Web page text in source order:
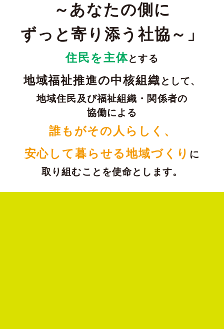
～あなたの側に
ずっと寄り添う社協～」
住民を主体とする
地域福祉推進の中核組織 として、
地域住民及び福祉組織・関係者の
協働による
誰もがその人らしく 、
安心して暮らせる地域づくり に
取り組むことを使命とします。